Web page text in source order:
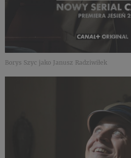
Borys Szyc jako Janusz Radziwiłek